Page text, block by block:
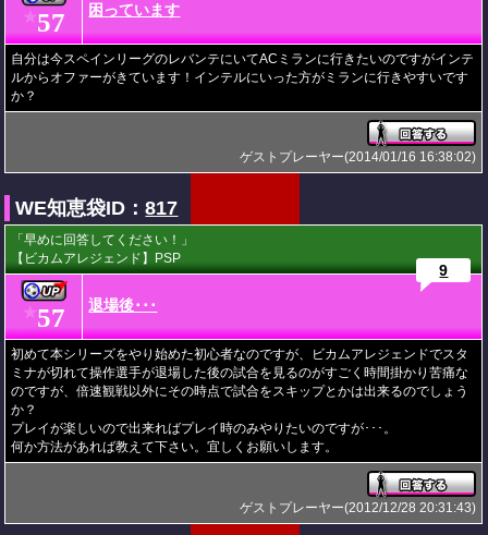
★57 困っています
自分は今スペインリーグのレバンテにいてACミランに行きたいのですがインテ
ルからオファーがきています！インテルにいった方がミランに行きやすいです
か？
ゲストプレーヤー(2014/01/16 16:38:02)
WE知恵袋ID：817
「早めに回答してください！」
【ビカムアレジェンド】PSP
★57 退場後･･･
9
初めて本シリーズをやり始めた初心者なのですが、ビカムアレジェンドでスタ
ミナが切れて操作選手が退場した後の試合を見るのがすごく時間掛かり苦痛な
のですが、倍速観戦以外にその時点で試合をスキップとかは出来るのでしょう
か？
プレイが楽しいので出来ればプレイ時のみやりたいのですが･･･。
何か方法があれば教えて下さい。宜しくお願いします。
ゲストプレーヤー(2012/12/28 20:31:43)